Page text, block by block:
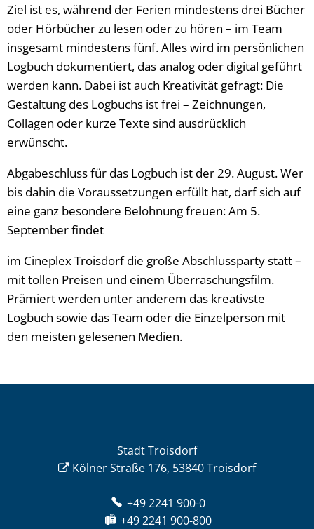
Ziel ist es, während der Ferien mindestens drei Bücher
oder Hörbücher zu lesen oder zu hören – im Team
insgesamt mindestens fünf. Alles wird im persönlichen
Logbuch dokumentiert, das analog oder digital geführt
werden kann. Dabei ist auch Kreativität gefragt: Die
Gestaltung des Logbuchs ist frei – Zeichnungen,
Collagen oder kurze Texte sind ausdrücklich
erwünscht.
Abgabeschluss für das Logbuch ist der 29. August. Wer
bis dahin die Voraussetzungen erfüllt hat, darf sich auf
eine ganz besondere Belohnung freuen: Am 5.
September findet
im Cineplex Troisdorf die große Abschlussparty statt –
mit tollen Preisen und einem Überraschungsfilm.
Prämiert werden unter anderem das kreativste
Logbuch sowie das Team oder die Einzelperson mit
den meisten gelesenen Medien.
Stadt Troisdorf
Kölner Straße 176, 53840 Troisdorf
+49 2241 900-0
+49 2241 900-800